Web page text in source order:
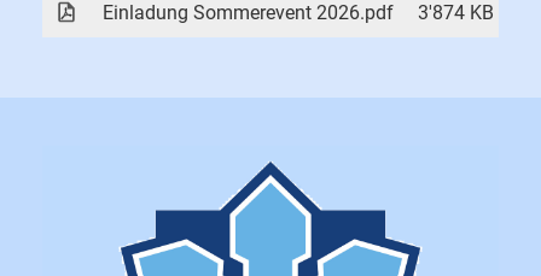
Einladung Sommerevent 2026.pdf 3'874 KB